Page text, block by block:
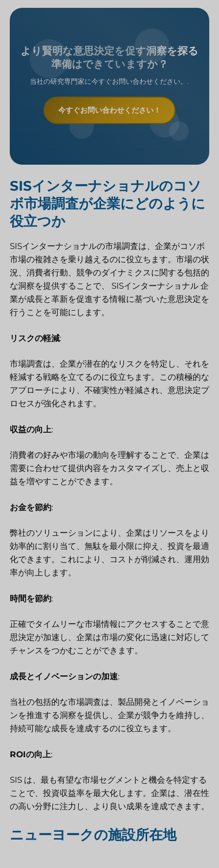
より賢明な意思決定を促す洞察を探る
準備はできていますか？
当社の研究専門家に今すぐお問い合わせください。.
今すぐお問い合わせください！
SISインターナショナルのコソ
ボ市場調査が企業にどのように
役立つか
SISインターナショナルの市場調査は、企業がコソボ
市場の複雑さを乗り越えるのに役立ちます。市場の状
況、消費者行動、競争のダイナミクスに関する包括的
な洞察を提供することで、 SISインターナショナル 企
業が成長と革新を促進する情報に基づいた意思決定を
行うことを可能にします。
リスクの軽減:
市場調査は、企業が潜在的なリスクを特定し、それを
軽減する戦略を立てるのに役立ちます。この積極的な
アプローチにより、不確実性が軽減され、意思決定プ
ロセスが強化されます。
収益の向上:
消費者の好みや市場の動向を理解することで、企業は
需要に合わせて提供内容をカスタマイズし、売上と収
益を増やすことができます。
お金を節約:
弊社のソリューションにより、企業はリソースをより
効率的に割り当て、無駄を最小限に抑え、投資を最適
化できます。これにより、コストが削減され、運用効
率が向上します。
時間を節約:
正確でタイムリーな市場情報にアクセスすることで意
思決定が加速し、企業は市場の変化に迅速に対応して
チャンスをつかむことができます。
成長とイノベーションの加速:
当社の包括的な市場調査は、製品開発とイノベーショ
ンを推進する洞察を提供し、企業が競争力を維持し、
持続可能な成長を達成するのに役立ちます。
ROIの向上:
SIS は、最も有望な市場セグメントと機会を特定する
ことで、投資収益率を最大化します。企業は、潜在性
の高い分野に注力し、より良い成果を達成できます。
ニューヨークの施設所在地